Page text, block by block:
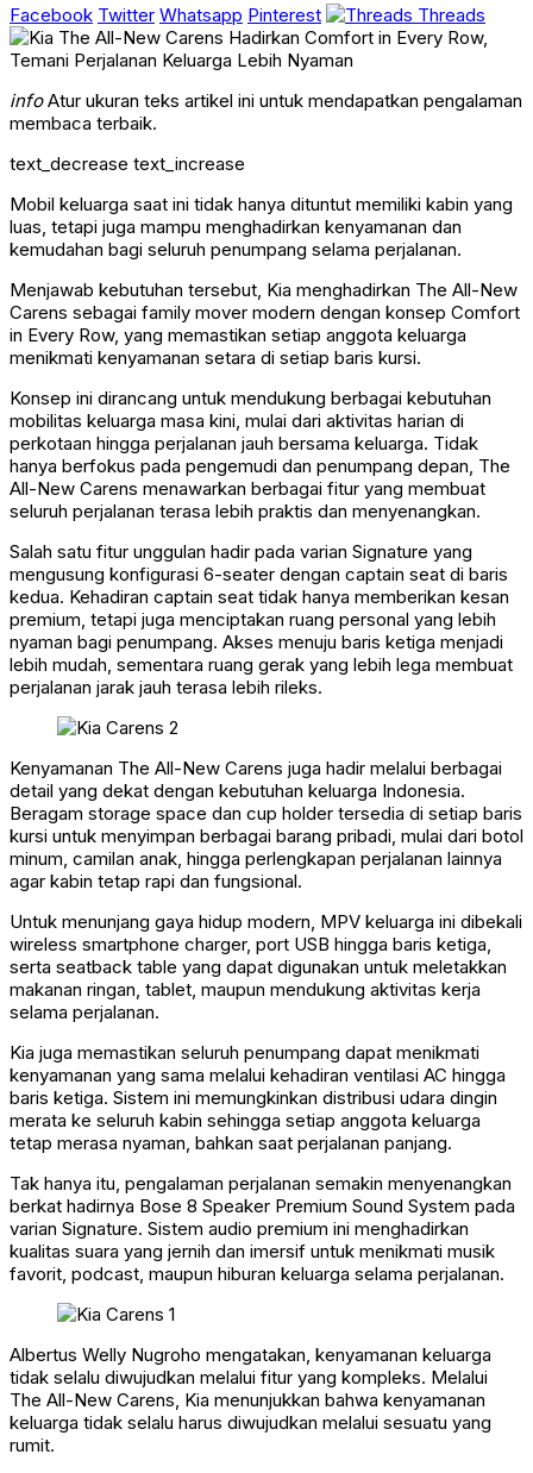
Facebook Twitter Whatsapp Pinterest Threads
infoAtur ukuran teks artikel ini untuk mendapatkan pengalaman
membaca terbaik.
text_decrease text_increase
Mobil keluarga saat ini tidak hanya dituntut memiliki kabin yang
luas, tetapi juga mampu menghadirkan kenyamanan dan
kemudahan bagi seluruh penumpang selama perjalanan.
Menjawab kebutuhan tersebut, Kia menghadirkan The All-New
Carens sebagai family mover modern dengan konsep Comfort
in Every Row, yang memastikan setiap anggota keluarga
menikmati kenyamanan setara di setiap baris kursi.
Konsep ini dirancang untuk mendukung berbagai kebutuhan
mobilitas keluarga masa kini, mulai dari aktivitas harian di
perkotaan hingga perjalanan jauh bersama keluarga. Tidak
hanya berfokus pada pengemudi dan penumpang depan, The
All-New Carens menawarkan berbagai fitur yang membuat
seluruh perjalanan terasa lebih praktis dan menyenangkan.
Salah satu fitur unggulan hadir pada varian Signature yang
mengusung konfigurasi 6-seater dengan captain seat di baris
kedua. Kehadiran captain seat tidak hanya memberikan kesan
premium, tetapi juga menciptakan ruang personal yang lebih
nyaman bagi penumpang. Akses menuju baris ketiga menjadi
lebih mudah, sementara ruang gerak yang lebih lega membuat
perjalanan jarak jauh terasa lebih rileks.
Kenyamanan The All-New Carens juga hadir melalui berbagai
detail yang dekat dengan kebutuhan keluarga Indonesia.
Beragam storage space dan cup holder tersedia di setiap baris
kursi untuk menyimpan berbagai barang pribadi, mulai dari botol
minum, camilan anak, hingga perlengkapan perjalanan lainnya
agar kabin tetap rapi dan fungsional.
Untuk menunjang gaya hidup modern, MPV keluarga ini dibekali
wireless smartphone charger, port USB hingga baris ketiga,
serta seatback table yang dapat digunakan untuk meletakkan
makanan ringan, tablet, maupun mendukung aktivitas kerja
selama perjalanan.
Kia juga memastikan seluruh penumpang dapat menikmati
kenyamanan yang sama melalui kehadiran ventilasi AC hingga
baris ketiga. Sistem ini memungkinkan distribusi udara dingin
merata ke seluruh kabin sehingga setiap anggota keluarga
tetap merasa nyaman, bahkan saat perjalanan panjang.
Tak hanya itu, pengalaman perjalanan semakin menyenangkan
berkat hadirnya Bose 8 Speaker Premium Sound System pada
varian Signature. Sistem audio premium ini menghadirkan
kualitas suara yang jernih dan imersif untuk menikmati musik
favorit, podcast, maupun hiburan keluarga selama perjalanan.
Albertus Welly Nugroho mengatakan, kenyamanan keluarga
tidak selalu diwujudkan melalui fitur yang kompleks. Melalui
The All-New Carens, Kia menunjukkan bahwa kenyamanan
keluarga tidak selalu harus diwujudkan melalui sesuatu yang
rumit.